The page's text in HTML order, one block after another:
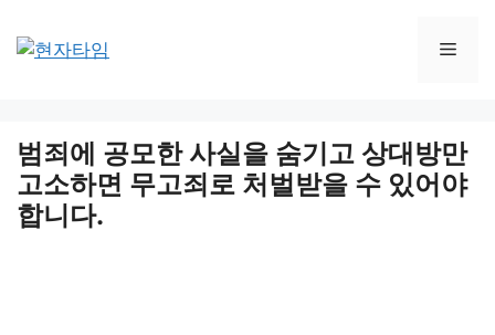
범죄에 공모한 사실을 숨기고 상대방만
고소하면 무고죄로 처벌받을 수 있어야
합니다.